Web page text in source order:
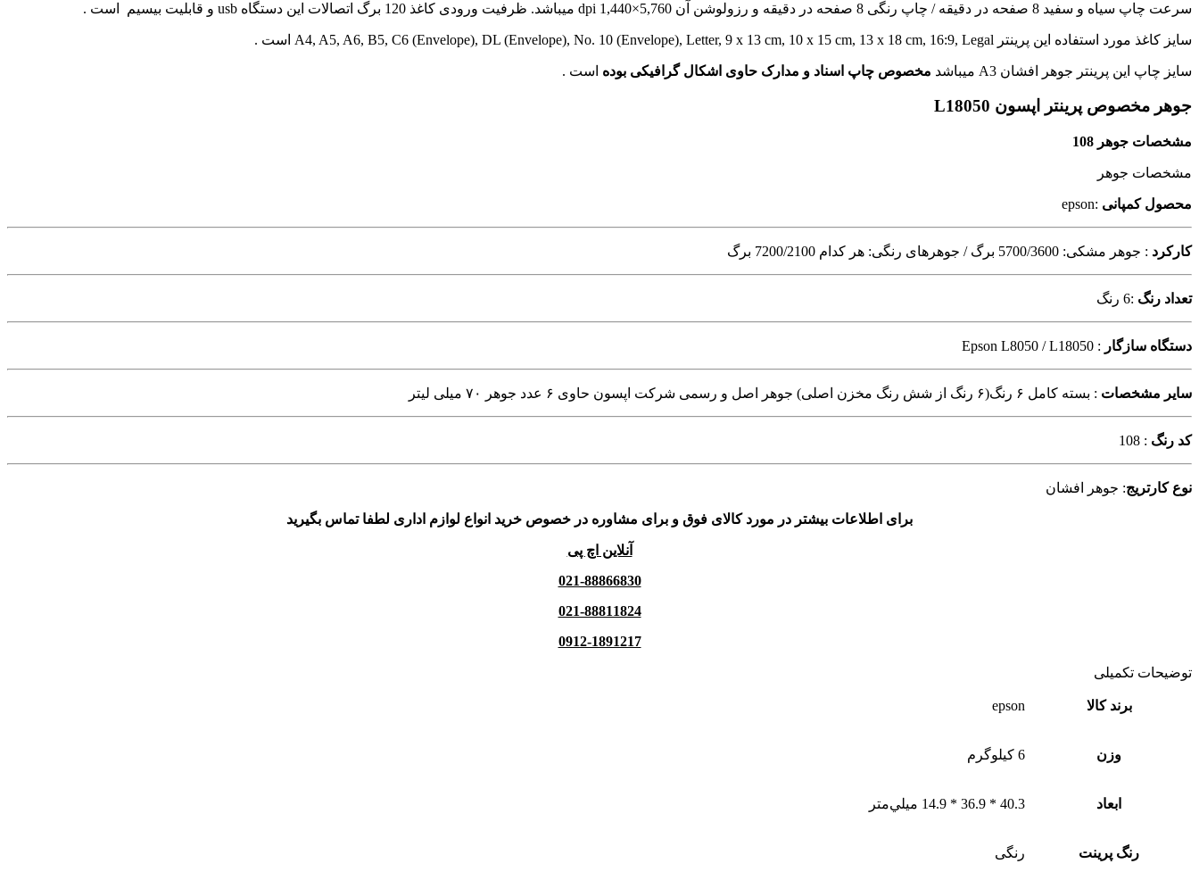
سرعت چاپ سیاه و سفید 8 صفحه در دقیقه / چاپ رنگی 8 صفحه در دقیقه و رزولوشن آن 5,760×1,440
سایز کاغذ مورد استفاده این پرینتر A4, A5, A6, B5, C6 (Envelope), DL (Envelope), No. 10 (Envelope), Letter, 9 x 13 cm, 10 x 15 cm, 13 x 18 cm, 16:9, Legal است .
سایز چاپ این پرینتر جوهر افشان A3 میباشد مخصوص چاپ اسناد و مدارک حاوی اشکال گرافیکی بوده است .
جوهر مخصوص پرینتر اپسون L18050
مشخصات جوهر 108
مشخصات جوهر
محصول کمپانی :epson
کارکرد : جوهر مشکی: 5700/3600 برگ / جوهرهای رنگی: هر کدام 7200/2100 برگ
تعداد رنگ :6 رنگ
دستگاه سازگار : Epson L8050 / L18050
سایر مشخصات : بسته کامل ۶ رنگ(۶ رنگ از شش رنگ مخزن اصلی) جوهر اصل و رسمی شرکت اپسون حاوی ۶ عدد جوهر ۷۰ میلی لیتر
کد رنگ : 108
نوع کارتریج: جوهر افشان
برای اطلاعات بیشتر در مورد کالای فوق و برای مشاوره در خصوص خرید انواع لوازم اداری لطفا تماس بگیرید
آنلاین اچ پی
021-88866830
021-88811824
0912-1891217
توضیحات تکمیلی
برند کالا epson
وزن 6 کیلوگرم
ابعاد 40.3 * 36.9 * 14.9 ميلي‌متر
رنگ پرینت رنگی